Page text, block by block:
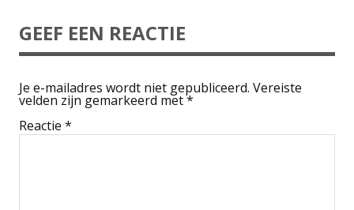
GEEF EEN REACTIE
Je e-mailadres wordt niet gepubliceerd. Vereiste
velden zijn gemarkeerd met*
Reactie *